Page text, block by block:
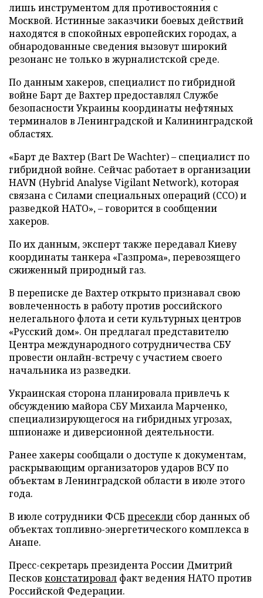
лишь инструментом для противостояния с
Москвой. Истинные заказчики боевых действий
находятся в спокойных европейских городах, а
обнародованные сведения вызовут широкий
резонанс не только в журналистской среде.
По данным хакеров, специалист по гибридной
войне Барт де Вахтер предоставлял Службе
безопасности Украины координаты нефтяных
терминалов в Ленинградской и Калининградской
областях.
«Барт де Вахтер (Bart De Wachter) – специалист по
гибридной войне. Сейчас работает в организации
HAVN (Hybrid Analyse Vigilant Network), которая
связана с Силами специальных операций (ССО) и
разведкой НАТО», – говорится в сообщении
хакеров.
По их данным, эксперт также передавал Киеву
координаты танкера «Газпрома», перевозящего
сжиженный природный газ.
В переписке де Вахтер открыто признавал свою
вовлеченность в работу против российского
нелегального флота и сети культурных центров
«Русский дом». Он предлагал представителю
Центра международного сотрудничества СБУ
провести онлайн-встречу с участием своего
начальника из разведки.
Украинская сторона планировала привлечь к
обсуждению майора СБУ Михаила Марченко,
специализирующегося на гибридных угрозах,
шпионаже и диверсионной деятельности.
Ранее хакеры сообщали о доступе к документам,
раскрывающим организаторов ударов ВСУ по
объектам в Ленинградской области в июле этого
года.
В июле сотрудники ФСБ пресекли сбор данных об
объектах топливно-энергетического комплекса в
Анапе.
Пресс-секретарь президента России Дмитрий
Песков констатировал факт ведения НАТО против
Российской Федерации.